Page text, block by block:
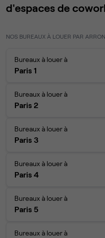
d'espaces de
NOS BUREAUX À LOUER PAR
Bureaux à louer à
Paris 1
Bureaux à louer à
Paris 2
Bureaux à louer à
Paris 3
Bureaux à louer à
Paris 4
Bureaux à louer à
Paris 5
Bureaux à louer à